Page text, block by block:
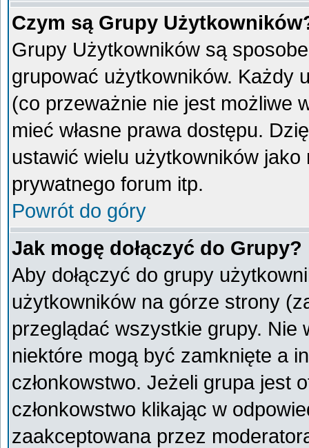
Czym są Grupy
Grupy Użytkowników są
grupować użytkowników. Każdy
(co przeważnie nie jest możliwe
mieć własne prawa dostępu.
ustawić wielu użytkowników
prywatnego forum itp.
Powrót do góry
Jak mogę dołączyć do Grupy?
Aby dołączyć do grupy
użytkowników na górze strony
przeglądać wszystkie grupy.
niektóre mogą być zamknięte a
członkowstwo. Jeżeli grupa jest
członkowstwo klikając w
zaakceptowana przez